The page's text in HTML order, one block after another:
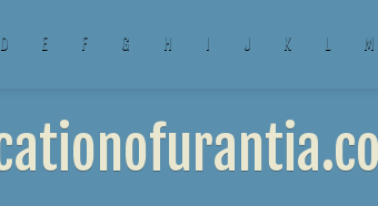
D E F G H I J K L M